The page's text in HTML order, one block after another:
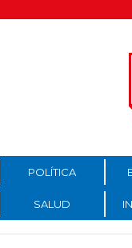
POLÍTICA
SALUD